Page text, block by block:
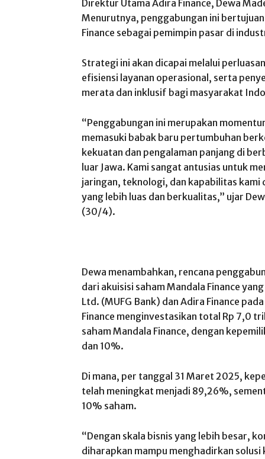
Direktur Utama Adira Finance, Dewa
Menurutnya, penggabungan ini
Finance sebagai pemimpin pasar di
Strategi ini akan dicapai melalui
efisiensi layanan operasional, serta
merata dan inklusif bagi masyarakat
“Penggabungan ini merupakan
memasuki babak baru pertumbuhan
kekuatan dan pengalaman panjang di
luar Jawa. Kami sangat antusias untuk
jaringan, teknologi, dan kapabilitas kami
yang lebih luas dan berkualitas,” ujar
(30/4).
Dewa menambahkan, rencana
dari akuisisi saham Mandala Finance
Ltd. (MUFG Bank) dan Adira Finance
Finance menginvestasikan total Rp 7,0
saham Mandala Finance, dengan
dan 10%.
Di mana, per tanggal 31 Maret 2025,
telah meningkat menjadi 89,26%,
10% saham.
“Dengan skala bisnis yang lebih besar,
diharapkan mampu menghadirkan